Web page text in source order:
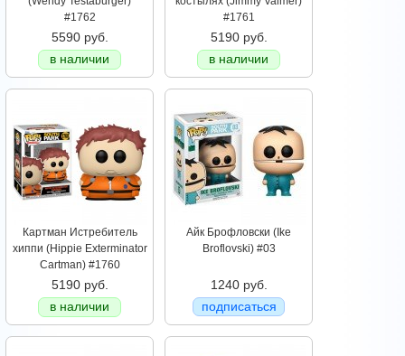
#1762
5590 руб.
в наличии
#1761
5190 руб.
в наличии
Картман Истребитель
хиппи (Hippie Exterminator
Cartman) #1760
5190 руб.
в наличии
Айк Брофловски (Ike
Broflovski) #03
1240 руб.
подписаться